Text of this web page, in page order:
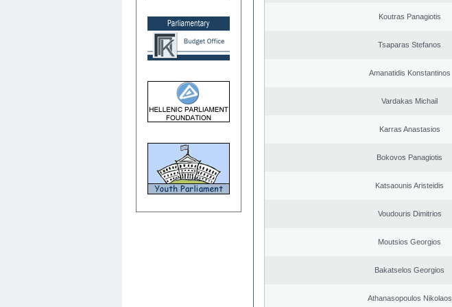
Koutras Panagiotis
Tsaparas Stefanos
Amanatidis Konstantinos
Vardakas Michail
Karras Anastasios
Bokovos Panagiotis
Katsaounis Aristeidis
Voudouris Dimitrios
Moutsios Georgios
Bakatselos Georgios
Athanasopoulos Nikolaos